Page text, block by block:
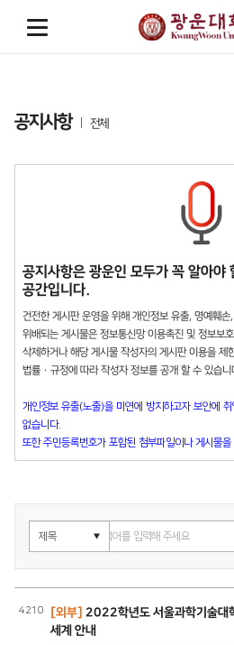
공지사항 전체
공지사항은 광운인 모두가 꼭 알아야
공간입니다.
건전한 게시판 운영을 위해 개인정보 유출, 명예훼
위배되는 게시물은 정보통신망 이용촉진 및 정보보
삭제하거나 해당 게시물 작성자의 게시판 이용을 제
법률 · 규정에 따라 작성자 정보를 공개 할 수 있습니
개인정보 유출(노출)을 미연에 방지하고자 보안에
없습니다.
또한 주민등록번호가 포함된 첨부파일이나 게시물을
4210 [외부] 2022학년도 서울과학기술대
세계 안내